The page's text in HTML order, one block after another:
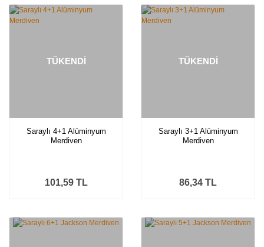
TÜKENDİ
Saraylı 4+1 Alüminyum
Merdiven
101,59 TL
TÜKENDİ
Saraylı 3+1 Alüminyum
Merdiven
86,34 TL